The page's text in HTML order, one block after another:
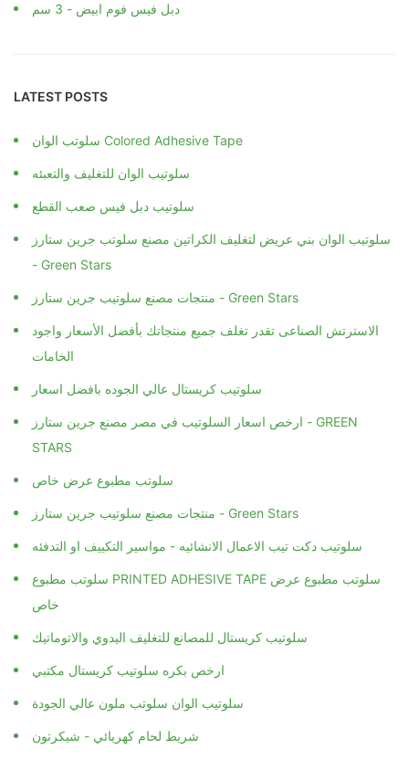
دبل فيس فوم ابيض - 3 سم
LATEST POSTS
سلوتب الوان Colored Adhesive Tape
سلوتيب الوان للتغليف والتعبئه
سلوتيب دبل فيس صعب القطع
سلوتيب الوان بني عريض لتغليف الكراتين مصنع سلوتب جرين ستارز
- Green Stars
منتجات مصنع سلوتيب جرين ستارز - Green Stars
الاسترتش الصناعى تقدر تغلف جميع منتجاتك بأفضل الأسعار واجود
الخامات
سلوتيب كريستال عالي الجوده بافضل اسعار
ارخص اسعار السلوتيب في مصر مصنع جرين ستارز - GREEN
STARS
سلوتب مطبوع عرض خاص
منتجات مصنع سلوتيب جرين ستارز - Green Stars
سلوتيب دكت تيب الاعمال الانشائيه - مواسير التكييف او التدفئه
سلوتب مطبوع PRINTED ADHESIVE TAPE سلوتب مطبوع عرض
خاص
سلوتيب كريستال للمصانع للتغليف اليدوي والاتوماتيك
ارخص بكره سلوتيب كريستال مكتبي
سلوتيب الوان سلوتب ملون عالي الجودة
شريط لحام كهريائي - شيكرتون